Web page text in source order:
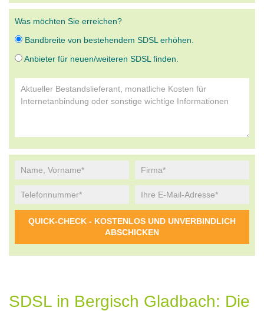
Was möchten Sie erreichen?
Bandbreite von bestehendem SDSL erhöhen.
Anbieter für neuen/weiteren SDSL finden.
SDSL in Bergisch Gladbach: Die